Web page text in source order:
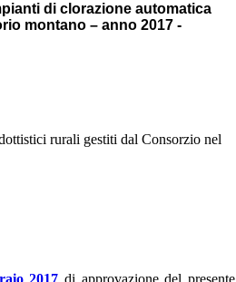
di clorazione automatica
montano – anno 2017 -
rurali gestiti dal Consorzio nel
2017 di approvazione del presente